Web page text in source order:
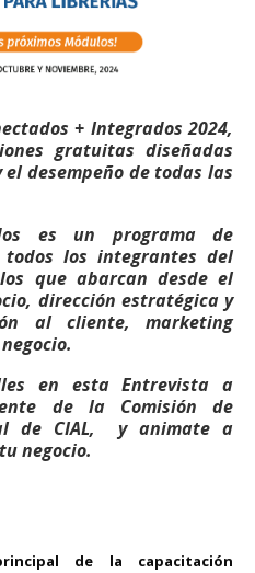
+ Integrados 2024,
gratuitas diseñadas
desempeño de todas las
es un programa de
los integrantes del
que abarcan desde el
dirección estratégica y
al cliente, marketing
en esta Entrevista a
de la Comisión de
de CIAL, y animate a
negocio.
de la capacitación